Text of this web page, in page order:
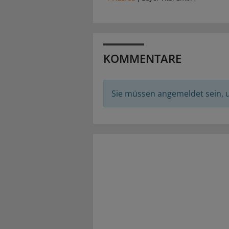
KOMMENTARE
Sie müssen angemeldet